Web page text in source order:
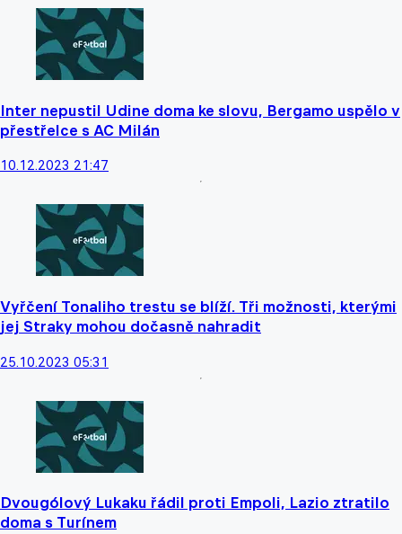
Inter nepustil Udine doma ke slovu, Bergamo uspělo v
přestřelce s AC Milán
10.12.2023 21:47
Vyřčení Tonaliho trestu se blíží. Tři možnosti, kterými
jej Straky mohou dočasně nahradit
25.10.2023 05:31
Dvougólový Lukaku řádil proti Empoli, Lazio ztratilo
doma s Turínem